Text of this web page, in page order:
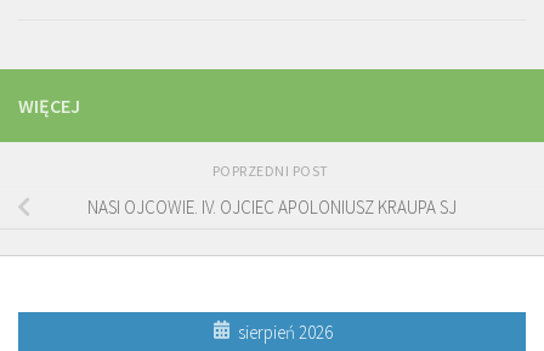
WIĘCEJ
POPRZEDNI POST
NASI OJCOWIE. IV. OJCIEC APOLONIUSZ KRAUPA SJ
sierpień 2026